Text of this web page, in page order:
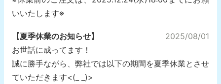
いいたします※
【夏季休業のお知らせ】
2025/08/01
お世話に成ってます！
誠に勝手ながら、弊社では以下の期間を夏季休業とさせ
ていただきます<(_ _)>